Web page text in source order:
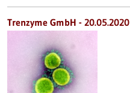
Trenzyme GmbH - 20.05.2020